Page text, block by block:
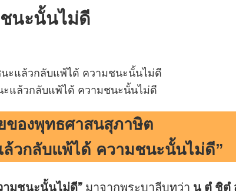
นะนั้นไม่ดี
แล้วกลับแพ้ได้ ความชนะนั้นไม่ดี
ของพุทธศาสนสุภาษิต
วกลับแพ้ได้ ความชนะนั้นไม่ดี”
มชนะนั้นไม่ดี”มาจากพระบาลีบทว่า น ตํ ชิตํ